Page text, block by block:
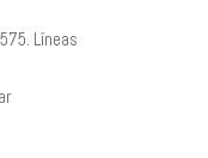
Líneas